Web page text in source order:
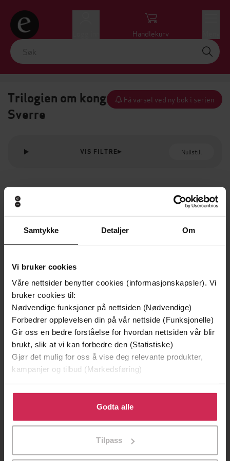
Samtykke Detaljer Om
Vi bruker cookies
Våre nettsider benytter cookies (informasjonskapsler). Vi
bruker cookies til:
Nødvendige funksjoner på nettsiden (Nødvendige)
Forbedrer opplevelsen din på vår nettside (Funksjonelle)
Gir oss en bedre forståelse for hvordan nettsiden vår blir
brukt, slik at vi kan forbedre den (Statistiske)
Gjør det mulig for oss å vise deg relevante produkter,
kampanjer og tilbud (Markedsføring)
Klikk på «Godta alle» for å gi oss ditt samtykke til å
bruke cookies for alle disse formålene. Du kan også
tilpasse ditt samtykke til spesifikke formål ved å klikke
Godta alle
Tilpass
Handlekurv
Trilogien om kong
Sverre
Få varsel ved ny bok i serien
VIS FILTRE Nullstill
149,-
Kongen
Kåre Holt
149,-
Kongen